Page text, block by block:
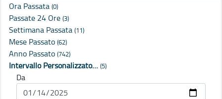
Ora Passata (0)
Passate 24 Ore (3)
Settimana Passata (11)
Mese Passato (62)
Anno Passato (742)
Intervallo Personalizzato… (5)
Da